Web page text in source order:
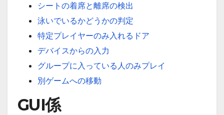
シートの着席と離席の検出
泳いでいるかどうかの判定
特定プレイヤーのみ入れるドア
デバイスからの入力
グループに入っている人のみプレイ
別ゲームへの移動
GUI係